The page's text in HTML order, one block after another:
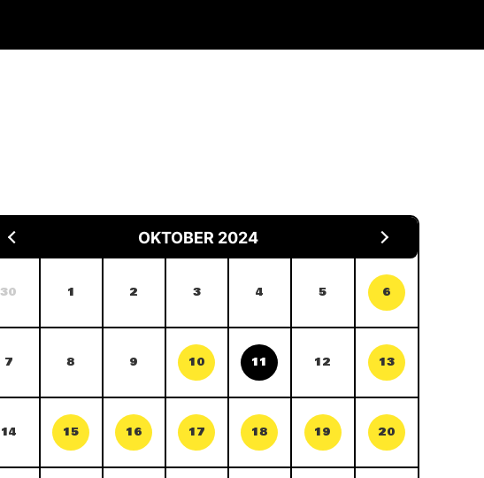
OKTOBER 2024
30 1 2 3 4 5 6
7 8 9 10 11 12 13
14 15 16 17 18 19 20